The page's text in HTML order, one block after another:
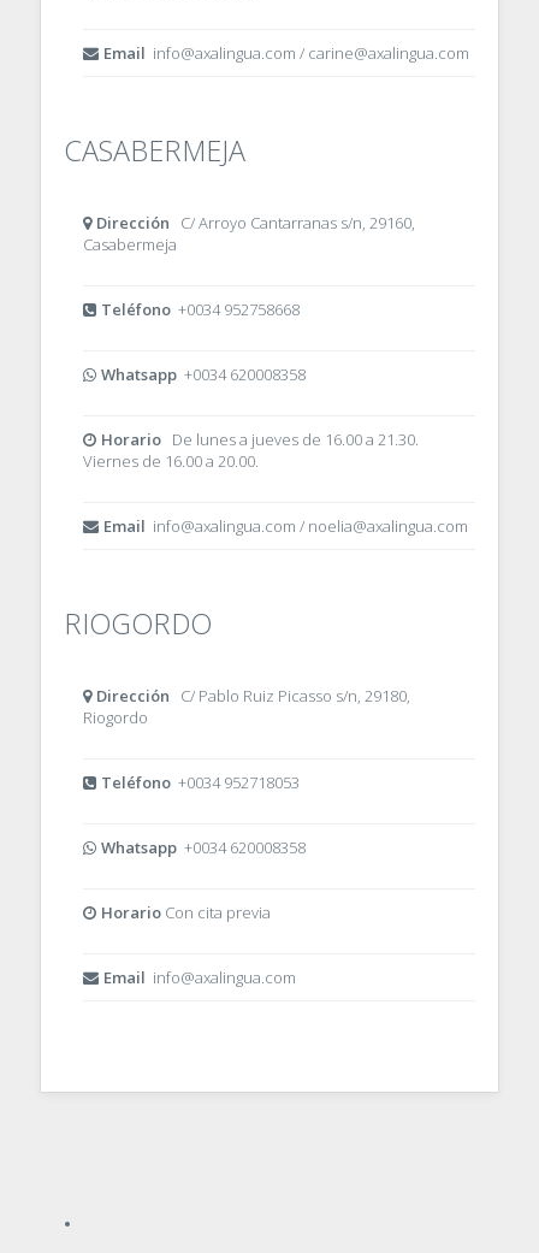
Email info@axalingua.com / carine@axalingua.com
CASABERMEJA
Dirección C/ Arroyo Cantarranas s/n, 29160,
Casabermeja
Teléfono+0034 952758668
Whatsapp+0034 620008358
HorarioDe lunes a jueves de 16.00 a 21.30.
Viernes de 16.00 a 20.00.
Email info@axalingua.com / noelia@axalingua.com
RIOGORDO
Dirección C/ Pablo Ruiz Picasso s/n, 29180,
Riogordo
Teléfono+0034 952718053
Whatsapp+0034 620008358
HorarioCon cita previa
Email info@axalingua.com